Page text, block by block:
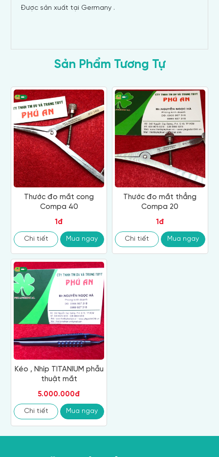
Được sản xuất tại Germany .
Sản Phẩm Tương Tự
Thước đo mắt cong
Compa 40
1đ
Chi tiết Mua ngay
Thước đo mắt thẳng
Compa 20
1đ
Chi tiết Mua ngay
Kéo , Nhíp TITANIUM phẫu
thuật mắt
5.000.000đ
Chi tiết Mua ngay